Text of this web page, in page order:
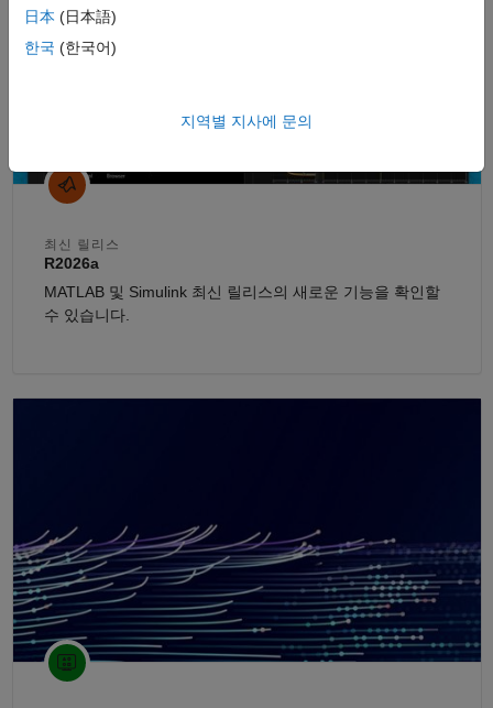
최신 릴리스
R2026a
MATLAB 및 Simulink 최신 릴리스의 새로운 기능을 확인할
수 있습니다.
日本 (日本語)
한국 (한국어)
지역별 지사에 문의